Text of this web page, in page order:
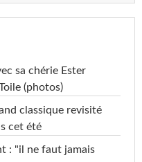
sa chérie Ester
(photos)
classique revisité
cet été
: "il ne faut jamais